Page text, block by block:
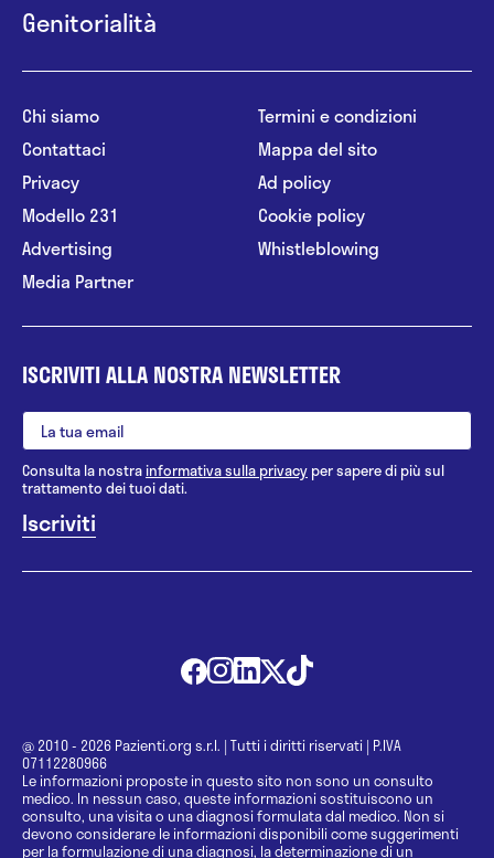
Genitorialità
Chi siamo
Contattaci
Privacy
Modello 231
Advertising
Media Partner
Termini e condizioni
Mappa del sito
Ad policy
Cookie policy
Whistleblowing
ISCRIVITI ALLA NOSTRA NEWSLETTER
Consulta la nostrainformativa sulla privacy per sapere di più sul
trattamento dei tuoi dati.
@ 2010 - 2026 Pazienti.org s.r.l. | Tutti i diritti riservati | P.IVA
07112280966
Le informazioni proposte in questo sito non sono un consulto
medico. In nessun caso, queste informazioni sostituiscono un
consulto, una visita o una diagnosi formulata dal medico. Non si
devono considerare le informazioni disponibili come suggerimenti
per la formulazione di una diagnosi, la determinazione di un